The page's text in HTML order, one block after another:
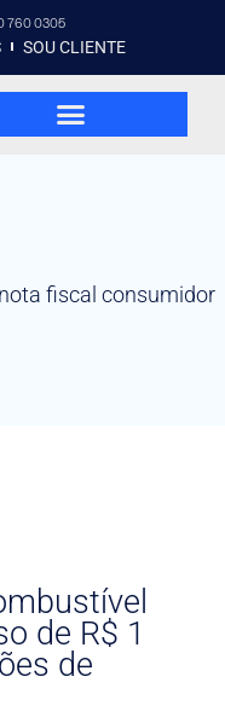
760 0305
SOU CLIENTE
fiscal consumidor
de R$ 1
de